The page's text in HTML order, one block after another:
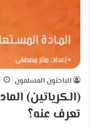
الباحثون المسلمون
(الكرياتين)
تعرف عنه؟